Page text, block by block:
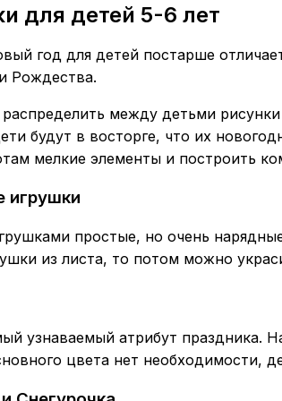
для детей 5-6 лет
год для детей постарше
Рождества.
распределить между детьми
будут в восторге, что их
мелкие элементы и построить
игрушки
простые, но очень
из листа, то потом можно
узнаваемый атрибут праздника.
цвета нет необходимости,